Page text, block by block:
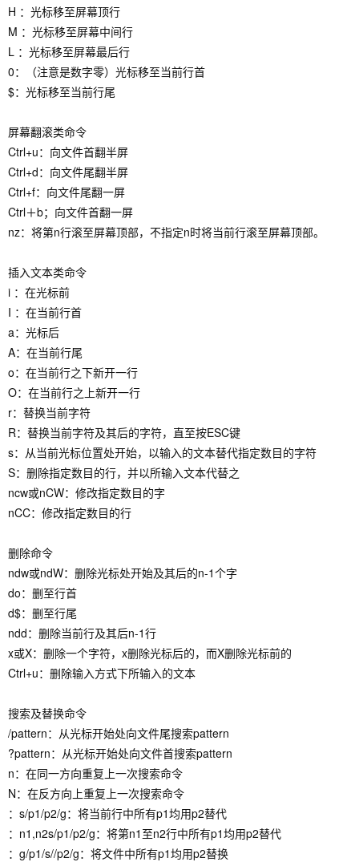
H ：光标移至屏幕顶行
M ：光标移至屏幕中间行
L ：光标移至屏幕最后行
0：（注意是数字零）光标移至当前行首
$：光标移至当前行尾
屏幕翻滚类命令
Ctrl+u：向文件首翻半屏
Ctrl+d：向文件尾翻半屏
Ctrl+f：向文件尾翻一屏
Ctrl＋b；向文件首翻一屏
nz：将第n行滚至屏幕顶部，不指定n时将当前行滚至屏幕顶部。
插入文本类命令
i ：在光标前
I ：在当前行首
a：光标后
A：在当前行尾
o：在当前行之下新开一行
O：在当前行之上新开一行
r：替换当前字符
R：替换当前字符及其后的字符，直至按ESC键
s：从当前光标位置处开始，以输入的文本替代指定数目的字符
S：删除指定数目的行，并以所输入文本代替之
ncw或nCW：修改指定数目的字
nCC：修改指定数目的行
删除命令
ndw或ndW：删除光标处开始及其后的n-1个字
do：删至行首
d$：删至行尾
ndd：删除当前行及其后n-1行
x或X：删除一个字符，x删除光标后的，而X删除光标前的
Ctrl+u：删除输入方式下所输入的文本
搜索及替换命令
/pattern：从光标开始处向文件尾搜索pattern
?pattern：从光标开始处向文件首搜索pattern
n：在同一方向重复上一次搜索命令
N：在反方向上重复上一次搜索命令
：s/p1/p2/g：将当前行中所有p1均用p2替代
：n1,n2s/p1/p2/g：将第n1至n2行中所有p1均用p2替代
：g/p1/s//p2/g：将文件中所有p1均用p2替换